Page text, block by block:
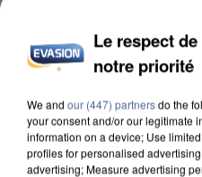
INCENDIES : L’ÎLE-DE-
Le respect
notre priorité
We and our (447) partnersdo the
your consent and/or our legitimate
information on a device; Use
profiles for personalised
advertising; Measure advertising